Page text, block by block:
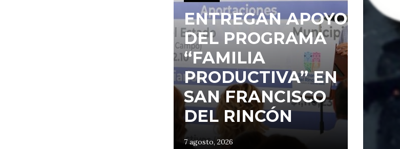
ENTREGAN APOYOS
DEL PROGRAMA
“FAMILIA
PRODUCTIVA” EN
SAN FRANCISCO
DEL RINCÓN
7 agosto, 2026